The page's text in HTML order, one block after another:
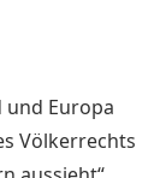
und Europa
Völkerrechts